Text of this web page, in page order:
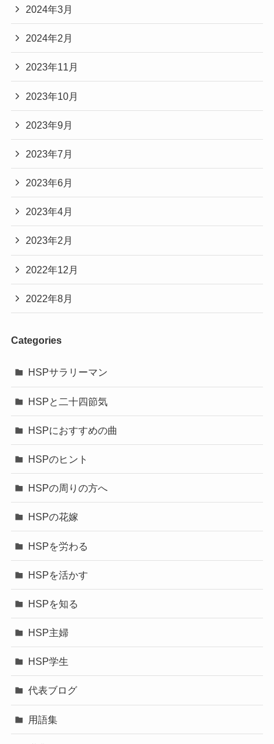
2024年3月
2024年2月
2023年11月
2023年10月
2023年9月
2023年7月
2023年6月
2023年4月
2023年2月
2022年12月
2022年8月
Categories
HSPサラリーマン
HSPと二十四節気
HSPにおすすめの曲
HSPのヒント
HSPの周りの方へ
HSPの花嫁
HSPを労わる
HSPを活かす
HSPを知る
HSP主婦
HSP学生
代表ブログ
用語集